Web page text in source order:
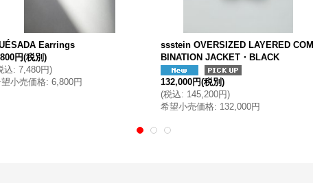
Earrings
円(税別)
込: 7,480円)
小売価格: 6,800円
ssstein OVERSIZED LAYERED COM
BINATION JACKET・BLACK
132,000円(税別)
(税込: 145,200円)
希望小売価格: 132,000円